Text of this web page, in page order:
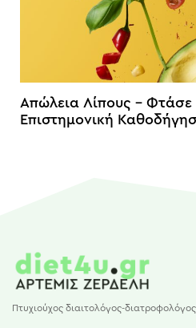
Απώλεια Λίπους – Φτάσε
Επιστημονική
Πτυχιούχος διαιτολόγος-διατροφολόγος